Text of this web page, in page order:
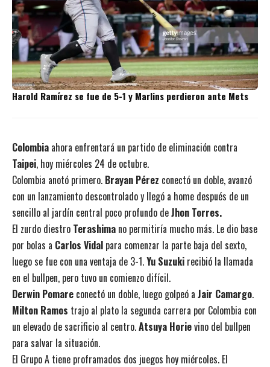
Harold Ramírez se fue de 5-1 y Marlins perdieron ante Mets
Colombia ahora enfrentará un partido de eliminación contra
Taipei, hoy miércoles 24 de octubre.
Colombia anotó primero. Brayan Pérez conectó un doble, avanzó
con un lanzamiento descontrolado y llegó a home después de un
sencillo al jardín central poco profundo deJhon Torres.
El zurdo diestro Terashima no permitiría mucho más. Le dio base
por bolas a Carlos Vidal para comenzar la parte baja del sexto,
luego se fue con una ventaja de 3-1.Yu Suzuki recibió la llamada
en el bullpen, pero tuvo un comienzo difícil.
Derwin Pomare conectó un doble, luego golpeó a Jair Camargo.
Milton Ramos trajo al plato la segunda carrera por Colombia con
un elevado de sacrificio al centro.Atsuya Horievino del bullpen
para salvar la situación.
El Grupo A tiene proframados dos juegos hoy miércoles. El